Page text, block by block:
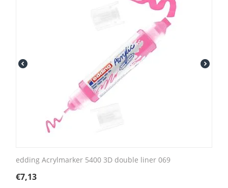
edding Acrylmarker 5400 3D double liner 069
€7,13